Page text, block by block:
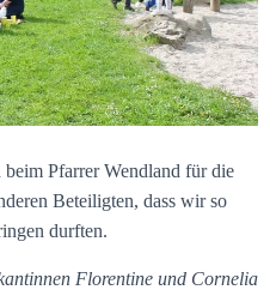
Pfarrer Wendland für die
Beteiligten, dass wir so
durften.
Florentine und Cornelia